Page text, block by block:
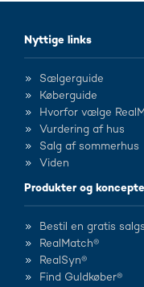
Nyttige links
Sælgerguide
Køberguide
Hvorfor vælge
Vurdering af hus
Salg af sommerhus
Viden
Produkter og
Bestil en gratis
RealMatch®
RealSyn®
Find Guldkøber®